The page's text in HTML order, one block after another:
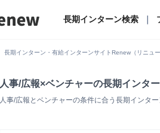
長期インターン検索
長期インターン・有給インターンサイトRenew（リニュー
人事/広報×ベンチャーの長期インタ
人事/広報とベンチャーの条件に合う長期インタ